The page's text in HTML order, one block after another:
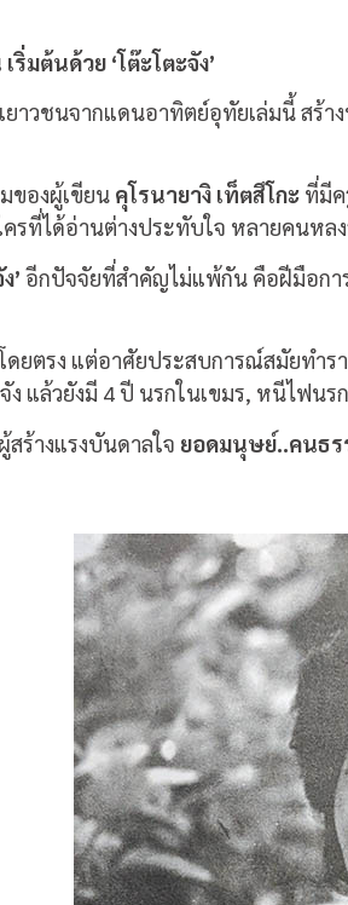
มต้นด้วย ‘โต๊ะโตะจัง’
ยาวชนจากแดนอาทิตย์อุทัยเล่มนี้ สร้
ของผู้เขียน คุโรนายางิ เท็ตสึโกะ ที่มีค
รที่ได้อ่านต่างประทับใจ หลายคนหล
’ อีกปัจจัยที่สำคัญไม่แพ้กัน คือฝีมือกา
ดยตรง แต่อาศัยประสบการณ์สมัยท
ง แล้วยังมี 4 ปี นรกในเขมร, หนีไฟ
ร้างแรงบันดาลใจ ยอดมนุษย์..คนธร